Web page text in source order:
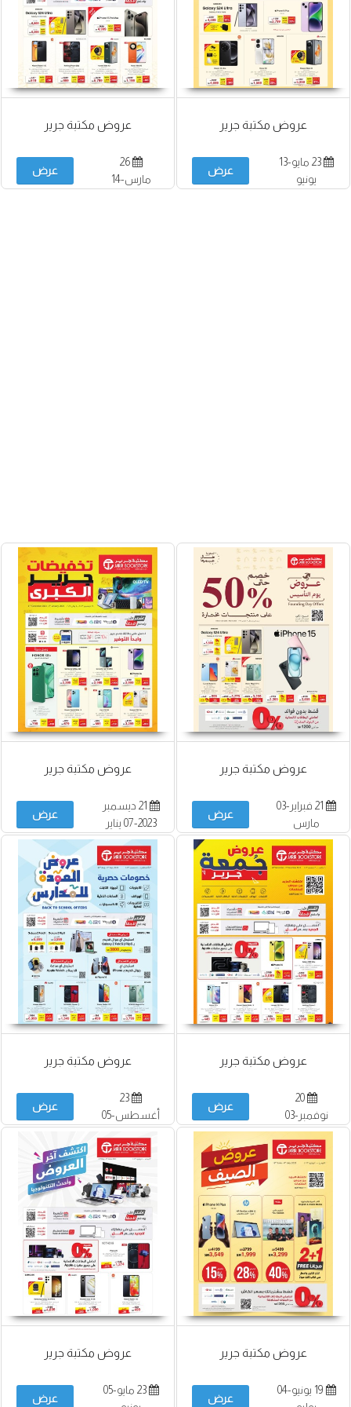
عروض مكتبة جرير
23 مايو-13
يونيو
عرض
عروض مكتبة جرير
26
مارس-14
عرض
عروض مكتبة جرير
21 فبراير-03
مارس
عرض
عروض مكتبة جرير
21 ديسمبر
2023-07 يناير
2024
عرض
عروض مكتبة جرير
20
نوفمبر-03
ديسمبر
عرض
عروض مكتبة جرير
23
أغسطس-05
عرض
عروض مكتبة جرير
19 يونيو-04
عرض
عروض مكتبة جرير
23 مايو-05
عرض